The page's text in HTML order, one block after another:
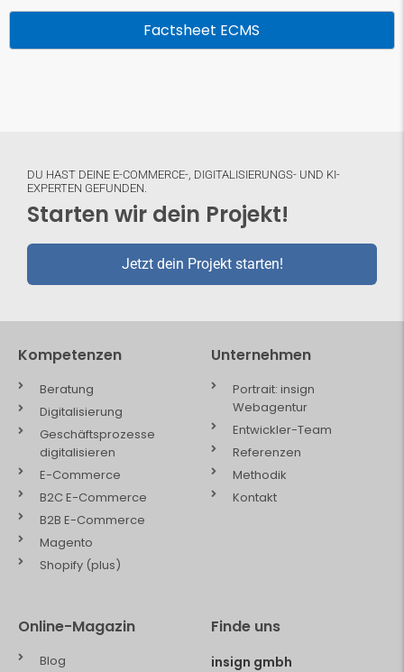
Factsheet ECMS
DU HAST DEINE E-COMMERCE-, DIGITALISIERUNGS- UND KI-
EXPERTEN GEFUNDEN.
Starten wir dein Projekt!
Jetzt dein Projekt starten!
Kompetenzen
Beratung
Digitalisierung
Geschäftsprozesse
digitalisieren
E-Commerce
B2C E-Commerce
B2B E-Commerce
Magento
Shopify (plus)
Unternehmen
Portrait: insign
Webagentur
Entwickler-Team
Referenzen
Methodik
Kontakt
Online-Magazin
Blog
Finde uns
insign gmbh